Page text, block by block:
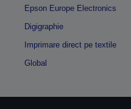
Epson Europe Electronics
Digigraphie
Imprimare direct pe textile
Global